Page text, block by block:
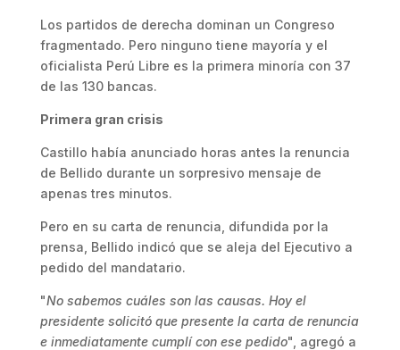
Los partidos de derecha dominan un Congreso
fragmentado. Pero ninguno tiene mayoría y el
oficialista Perú Libre es la primera minoría con 37
de las 130 bancas.
Primera gran crisis
Castillo había anunciado horas antes la renuncia
de Bellido durante un sorpresivo mensaje de
apenas tres minutos.
Pero en su carta de renuncia, difundida por la
prensa, Bellido indicó que se aleja del Ejecutivo a
pedido del mandatario.
"No sabemos cuáles son las causas. Hoy el
presidente solicitó que presente la carta de renuncia
e inmediatamente cumplí con ese pedido", agregó a